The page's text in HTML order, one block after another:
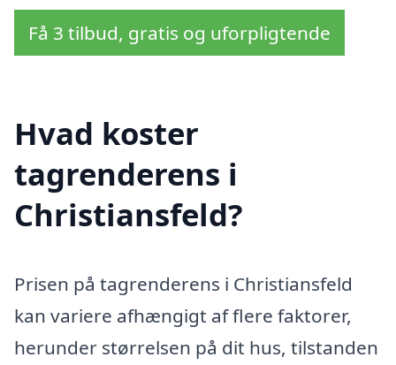
Få 3 tilbud, gratis og uforpligtende
Hvad koster
tagrenderens i
Christiansfeld?
Prisen på tagrenderens i Christiansfeld
kan variere afhængigt af flere faktorer,
herunder størrelsen på dit hus, tilstanden